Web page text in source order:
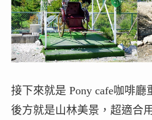
接下來就是 Pony cafe咖啡廳
後方就是山林美景，超適合